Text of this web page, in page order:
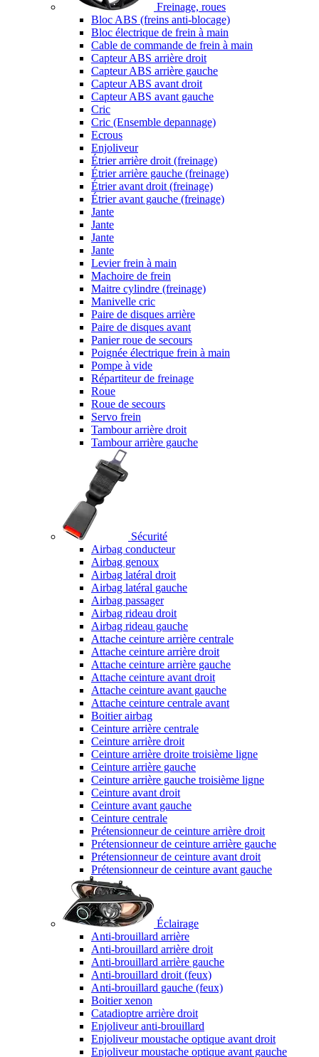
Freinage, roues
Bloc ABS (freins anti-blocage)
Bloc électrique de frein à main
Cable de commande de frein à main
Capteur ABS arrière droit
Capteur ABS arrière gauche
Capteur ABS avant droit
Capteur ABS avant gauche
Cric
Cric (Ensemble depannage)
Ecrous
Enjoliveur
Étrier arrière droit (freinage)
Étrier arrière gauche (freinage)
Étrier avant droit (freinage)
Étrier avant gauche (freinage)
Jante
Jante
Jante
Jante
Levier frein à main
Machoire de frein
Maitre cylindre (freinage)
Manivelle cric
Paire de disques arrière
Paire de disques avant
Panier roue de secours
Poignée électrique frein à main
Pompe à vide
Répartiteur de freinage
Roue
Roue de secours
Servo frein
Tambour arrière droit
Tambour arrière gauche
Sécurité
Airbag conducteur
Airbag genoux
Airbag latéral droit
Airbag latéral gauche
Airbag passager
Airbag rideau droit
Airbag rideau gauche
Attache ceinture arrière centrale
Attache ceinture arrière droit
Attache ceinture arrière gauche
Attache ceinture avant droit
Attache ceinture avant gauche
Attache ceinture centrale avant
Boitier airbag
Ceinture arrière centrale
Ceinture arrière droit
Ceinture arrière droite troisième ligne
Ceinture arrière gauche
Ceinture arrière gauche troisième ligne
Ceinture avant droit
Ceinture avant gauche
Ceinture centrale
Prétensionneur de ceinture arrière droit
Prétensionneur de ceinture arrière gauche
Prétensionneur de ceinture avant droit
Prétensionneur de ceinture avant gauche
Éclairage
Anti-brouillard arrière
Anti-brouillard arrière droit
Anti-brouillard arrière gauche
Anti-brouillard droit (feux)
Anti-brouillard gauche (feux)
Boitier xenon
Catadioptre arrière droit
Enjoliveur anti-brouillard
Enjoliveur moustache optique avant droit
Enjoliveur moustache optique avant gauche